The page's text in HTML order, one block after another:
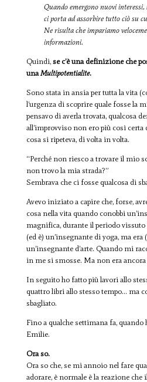
Quando emergono nuovi
ci porta ad assorbire tutto ciò su
Ne risulta che impariamo
informazioni.
Quindi, se c’è una definizione che
unaMultipotentialite.
Sono stata in ansia per tutta la vita
l’urgenza di scoprire quale fosse la
pensavo di averla trovata, qualcosa
all’improvviso non ero più così certa
cosa si ripeteva, di volta in volta.
“Perché non riesco a trovare il mio
non trovo la mia strada?”
Sembrava che ci fosse qualcosa di
Avevo iniziato a capire che, forse,
cosa nella vita quando conobbi
magnifica, durante il periodo
(ed è) un’insegnante di yoga, ma era
un’insegnante d’arte. Quando mi
in me si smosse. Ma non era ancora
In seguito ho fatto più lavori allo
quattro libri allo stesso tempo… ma
sbagliato.
Fino a qualche settimana fa, quando
Emilie.
Ora so.
Ora so che, se mi annoio nel fare
adorare, è normale è la reazione che